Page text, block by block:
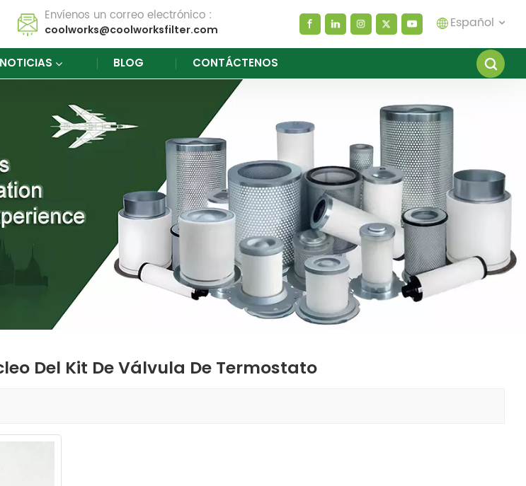
Envíenos un correo electrónico :
coolworks@coolworksfilter.com Español
español
العربية
русский
Melayu
NOTICIAS BLOG CONTÁCTENOS
Del Kit De Válvula De Termostato